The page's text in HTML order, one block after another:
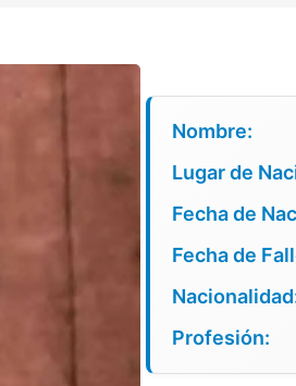
Nombre:
Lugar de
Fecha de
Fecha de
Profesión: